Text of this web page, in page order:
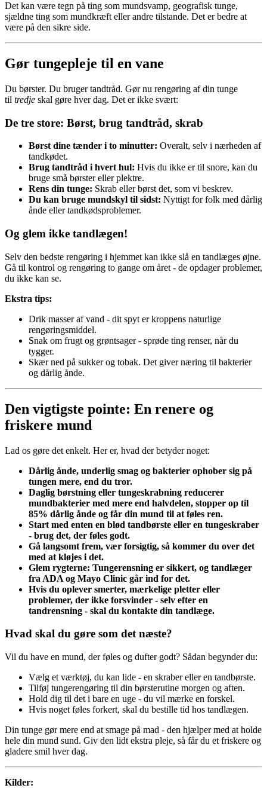
Det kan være tegn på ting som mundsvamp, geografisk tunge,
sjældne ting som mundkræft eller andre tilstande. Det er bedre at
være på den sikre side.
Gør tungepleje til en vane
Du børster. Du bruger tandtråd. Gør nu rengøring af din tunge
til tredje skal gøre hver dag. Det er ikke svært:
De tre store: Børst, brug tandtråd, skrab
Børst dine tænder i to minutter: Overalt, selv i nærheden af
tandkødet.
Brug tandtråd i hvert hul: Hvis du ikke er til snore, kan du
bruge små børster eller plektre.
Rens din tunge: Skrab eller børst det, som vi beskrev.
Du kan bruge mundskyl til sidst: Nyttigt for folk med dårlig
ånde eller tandkødsproblemer.
Og glem ikke tandlægen!
Selv den bedste rengøring i hjemmet kan ikke slå en tandlæges øjne.
Gå til kontrol og rengøring to gange om året - de opdager problemer,
du ikke kan se.
Ekstra tips:
Drik masser af vand - dit spyt er kroppens naturlige
rengøringsmiddel.
Snak om frugt og grøntsager - sprøde ting renser, når du
tygger.
Skær ned på sukker og tobak. Det giver næring til bakterier
og dårlig ånde.
Den vigtigste pointe: En renere og
friskere mund
Lad os gøre det enkelt. Her er, hvad der betyder noget:
Dårlig ånde, underlig smag og bakterier ophober sig på
tungen mere, end du tror.
Daglig børstning eller tungeskrabning reducerer
mundbakterier med mere end halvdelen, stopper op til
85% dårlig ånde og får din mund til at føles ren.
Start med enten en blød tandbørste eller en tungeskraber
- brug det, der føles godt.
Gå langsomt frem, vær forsigtig, så kommer du over det
med at kløjes i det.
Glem rygterne: Tungerensning er sikkert, og tandlæger
fra ADA og Mayo Clinic går ind for det.
Hvis du oplever smerter, mærkelige pletter eller
problemer, der ikke forsvinder - selv efter en
tandrensning - skal du kontakte din tandlæge.
Hvad skal du gøre som det næste?
Vil du have en mund, der føles og dufter godt? Sådan begynder du:
Vælg et værktøj, du kan lide - en skraber eller en tandbørste.
Tilføj tungerengøring til din børsterutine morgen og aften.
Hold dig til det i bare en uge - du vil mærke en forskel.
Hvis noget føles forkert, skal du bestille tid hos tandlægen.
Din tunge gør mere end at smage på mad - den hjælper med at holde
hele din mund sund. Giv den lidt ekstra pleje, så får du et friskere og
gladere smil hver dag.
Kilder: